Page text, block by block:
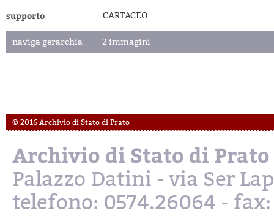
supporto CARTACEO
naviga gerarchia 2 immagini
© 2016 Archivio di Stato di Prato
Archivio di Stato di Prato
Palazzo Datini - via Ser
telefono: 0574.26064 - fax: